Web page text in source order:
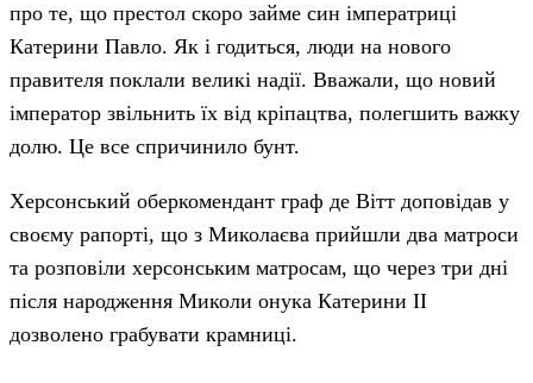
про те, що престол скоро займе син імператриці
Катерини Павло. Як і годиться, люди на нового
правителя поклали великі надії. Вважали, що новий
імператор звільнить їх від кріпацтва, полегшить важку
долю. Це все спричинило бунт.
Херсонський оберкомендант граф де Вітт доповідав у
своєму рапорті, що з Миколаєва прийшли два матроси
та розповіли херсонським матросам, що через три дні
після народження Миколи онука Катерини II
дозволено грабувати крамниці.